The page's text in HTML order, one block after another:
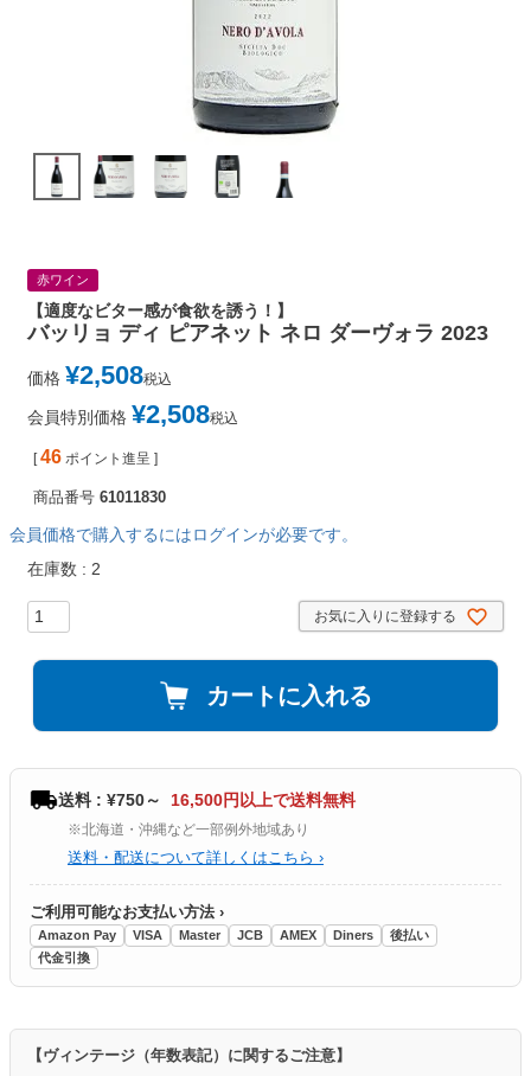
赤ワイン
【適度なビター感が食欲を誘う！】
バッリョ ディ ピアネット ネロ ダーヴォラ 2023
価格 ¥2,508税込
会員特別価格 ¥2,508税込
[ 46 ポイント進呈 ]
商品番号 61011830
会員価格で購入するにはログインが必要です。
在庫数
2
お気に入りに登録する
カートに入れる
送料 : ¥750～ 16,500円以上で送料無料
※北海道・沖縄など一部例外地域あり
送料・配送について詳しくはこちら ›
ご利用可能なお支払い方法 ›
Amazon Pay VISA Master JCB AMEX Diners
後払い
代金引換
【ヴィンテージ（年数表記）に関するご注意】